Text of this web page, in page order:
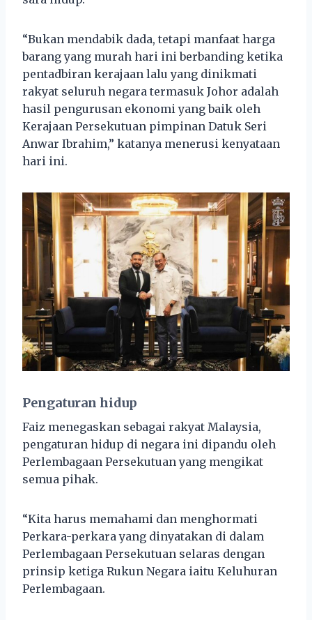
“Bukan mendabik dada, tetapi manfaat harga
barang yang murah hari ini berbanding ketika
pentadbiran kerajaan lalu yang dinikmati
rakyat seluruh negara termasuk Johor adalah
hasil pengurusan ekonomi yang baik oleh
Kerajaan Persekutuan pimpinan Datuk Seri
Anwar Ibrahim,” katanya menerusi kenyataan
hari ini.
Pengaturan hidup
Faiz menegaskan sebagai rakyat Malaysia,
pengaturan hidup di negara ini dipandu oleh
Perlembagaan Persekutuan yang mengikat
semua pihak.
“Kita harus memahami dan menghormati
Perkara-perkara yang dinyatakan di dalam
Perlembagaan Persekutuan selaras dengan
prinsip ketiga Rukun Negara iaitu Keluhuran
Perlembagaan.